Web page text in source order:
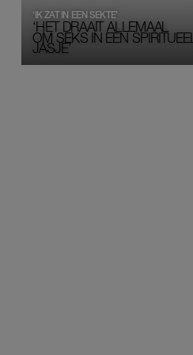
‘HET DRAAIT ALLEMAAL
OM SEKS IN EEN SPIRITUEEL
JASJE’
‘IK ZAT IN EEN SEKTE’